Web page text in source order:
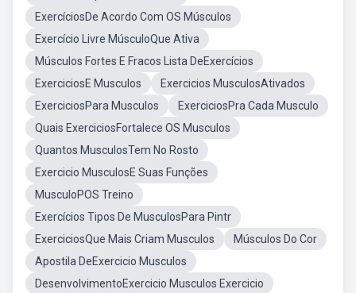
ExercíciosDe Acordo Com OS Músculos
Exercício Livre MúsculoQue Ativa
Músculos Fortes E Fracos Lista DeExercícios
ExerciciosE Musculos
Exercicios MusculosAtivados
ExerciciosPara Musculos
ExerciciosPra Cada Musculo
Quais ExerciciosFortalece OS Musculos
Quantos MusculosTem No Rosto
Exercicio MusculosE Suas Funções
MusculoPOS Treino
Exercícios Tipos De MusculosPara Pintr
ExerciciosQue Mais Criam Musculos
Músculos Do Cor
Apostila DeExercicio Musculos
DesenvolvimentoExercicio Musculos Exercicio